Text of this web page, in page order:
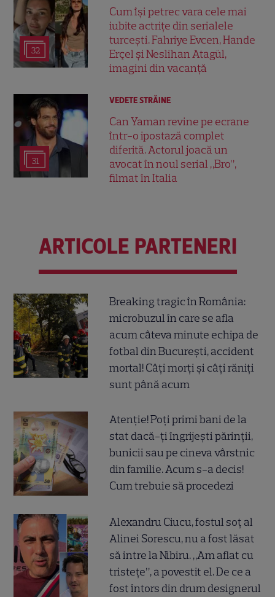
32
Cum își petrec vara cele mai
iubite actrițe din serialele
turcești. Fahriye Evcen, Hande
Erçel și Neslihan Atagül,
imagini din vacanță
31
VEDETE STRĂINE
Can Yaman revine pe ecrane
într-o ipostază complet
diferită. Actorul joacă un
avocat în noul serial „Bro”,
filmat în Italia
ARTICOLE PARTENERI
Breaking tragic în România:
microbuzul în care se afla
acum câteva minute echipa de
fotbal din București, accident
mortal! Câți morți și câți răniți
sunt până acum
Atenție! Poți primi bani de la
stat dacă-ți îngrijești părinții,
bunicii sau pe cineva vârstnic
din familie. Acum s-a decis!
Cum trebuie să procedezi
Alexandru Ciucu, fostul soț al
Alinei Sorescu, nu a fost lăsat
să intre la Nibiru. „Am aflat cu
tristețe”, a povestit el. De ce a
fost întors din drum designerul